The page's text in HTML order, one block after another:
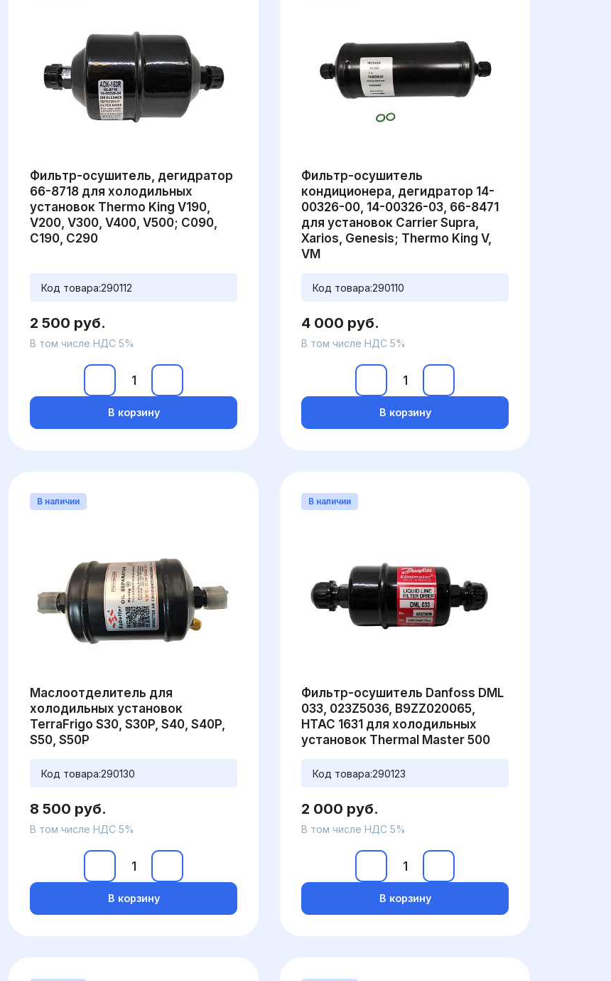
Фильтр-осушитель, дегидратор
66-8718 для холодильных
установок Thermo King V190,
V200, V300, V400, V500; C090,
C190, C290
Код товара:290112
2 500 руб.
В том числе НДС 5%
В корзину
Фильтр-осушитель
кондиционера, дегидратор 14-
00326-00, 14-00326-03, 66-8471
для установок Carrier Supra,
Xarios, Genesis; Thermo King V,
VM
Код товара:290110
4 000 руб.
В том числе НДС 5%
В корзину
В наличии
Маслоотделитель для
холодильных установок
TerraFrigo S30, S30P, S40, S40P,
S50, S50P
Код товара:290130
8 500 руб.
В том числе НДС 5%
В корзину
В наличии
Фильтр-осушитель Danfoss DML
033, 023Z5036, B9ZZ020065,
HTAC 1631 для холодильных
установок Thermal Master 500
Код товара:290123
2 000 руб.
В том числе НДС 5%
В корзину